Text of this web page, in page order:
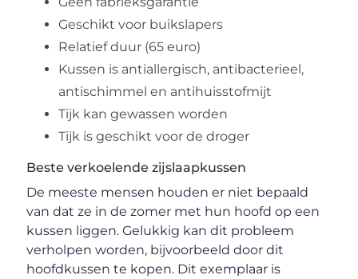
Geschikt voor buikslapers
Relatief duur (65 euro)
Kussen is antiallergisch, antibacterieel,
antischimmel en antihuisstofmijt
Tijk kan gewassen worden
Tijk is geschikt voor de droger
Beste verkoelende zijslaapkussen
De meeste mensen houden er niet bepaald
van dat ze in de zomer met hun hoofd op een
kussen liggen. Gelukkig kan dit probleem
verholpen worden, bijvoorbeeld door dit
hoofdkussen te kopen. Dit exemplaar is